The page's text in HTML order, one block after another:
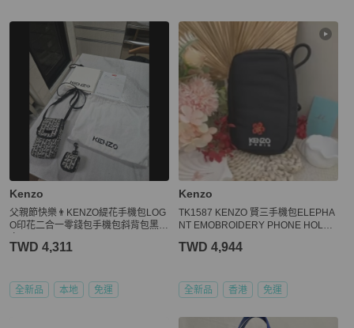
更多相似Kenzo男包推薦精品
Kenzo
父親節快樂👨KENZO緹花手機包LOG
O印花二合一零錢包手機包斜背包黑/
TWD 4,311
全新品 本地 免運
Kenzo
TK1587 KENZO 賢三手機包ELEPHA
NT EMOBROIDERY PHONE HOLDE
TWD 4,944
全新品 香港 免運